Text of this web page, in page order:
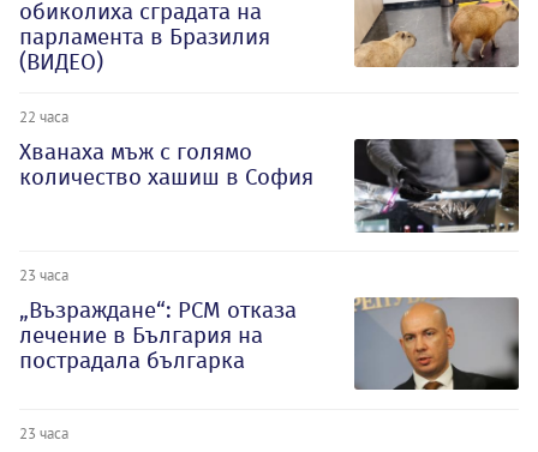
обиколиха сградата на
парламента в Бразилия
(ВИДЕО)
22 часа
Хванаха мъж с голямо
количество хашиш в София
23 часа
„Възраждане“: РСМ отказа
лечение в България на
пострадала българка
23 часа